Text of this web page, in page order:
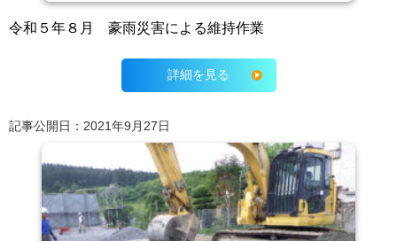
令和５年８月 豪雨災害による維持作業
詳細を見る
記事公開日：2021年9月27日